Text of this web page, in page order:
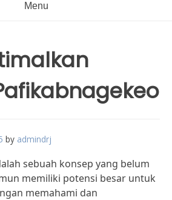
Menu
by admindrj
sebuah konsep yang belum
memiliki potensi besar untuk
memahami dan